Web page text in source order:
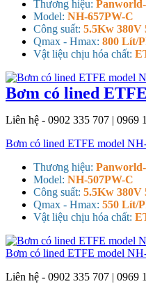
Thương hiệu:
Model: NH-657PW-C
Công suất: 5.5Kw 380V
Qmax - Hmax: 800 Lít/
Vật liệu chịu hóa chất:
Bơm có lined
Liên hệ - 0902 335 707 | 0969
Bơm có lined ETFE model
Thương hiệu:
Model: NH-507PW-C
Công suất: 5.5Kw 380V
Qmax - Hmax: 550 Lít/
Vật liệu chịu hóa chất:
Bơm có lined ETFE model
Liên hệ - 0902 335 707 | 0969